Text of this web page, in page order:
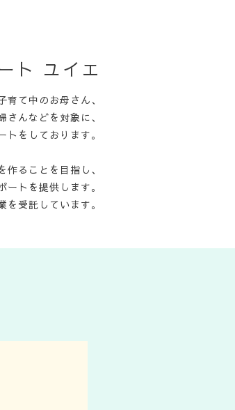
ト ユイエ
育て中のお母さん、
んなどを対象に、
をしております。
ることを目指し、
トを提供します。
受託しています。